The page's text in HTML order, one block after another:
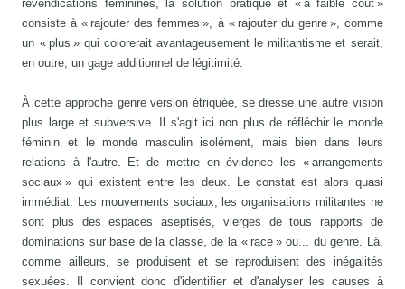
revendications féminines, la solution pratique et « à faible coût »
consiste à « rajouter des femmes », à « rajouter du genre », comme
un « plus » qui colorerait avantageusement le militantisme et serait,
en outre, un gage additionnel de légitimité.
À cette approche genre version étriquée, se dresse une autre vision
plus large et subversive. Il s'agit ici non plus de réfléchir le monde
féminin et le monde masculin isolément, mais bien dans leurs
relations à l'autre. Et de mettre en évidence les « arrangements
sociaux » qui existent entre les deux. Le constat est alors quasi
immédiat. Les mouvements sociaux, les organisations militantes ne
sont plus des espaces aseptisés, vierges de tous rapports de
dominations sur base de la classe, de la « race » ou... du genre. Là,
comme ailleurs, se produisent et se reproduisent des inégalités
sexuées. Il convient donc d'identifier et d'analyser les causes à